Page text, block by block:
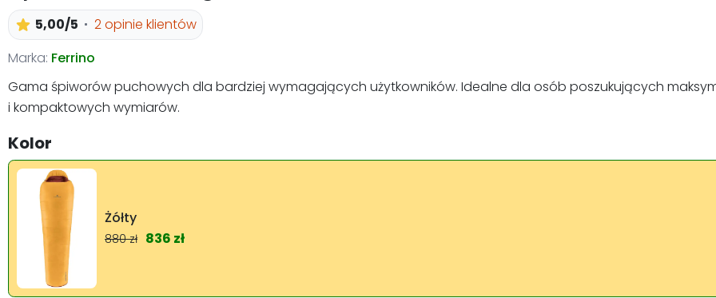
5,00/5
2 opinie klientów
Marka: Ferrino
Gama śpiworów puchowych dla bardziej wymagających użytkowników. Idealne dla osób poszukujących
i kompaktowych wymiarów.
Kolor
Żółty
880 zł 836 zł